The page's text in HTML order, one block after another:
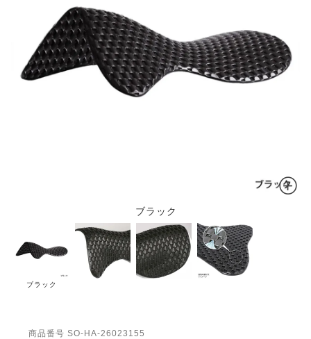
ブラック
ブラック
商品番号 SO-HA-26023155